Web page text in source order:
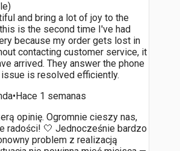
and bring a lot of joy to the
is the second time I've had
because my order gets lost in
contacting customer service, it
arrived. They answer the phone
is resolved efficiently.
• Hace 1 semanas
opinię. Ogromnie cieszy nas,
radości! 🤍 Jednocześnie bardzo
problem z realizacją